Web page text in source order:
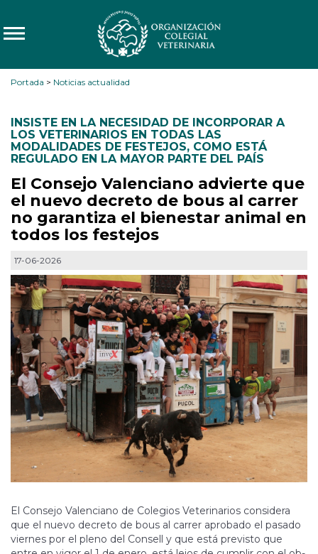
Portada > Noticias actualidad
INSISTE EN LA NECESIDAD DE INCORPORAR A
LOS VETERINARIOS EN TODAS LAS
MODALIDADES DE FESTEJOS, COMO ESTÁ
REGULADO EN LA MAYOR PARTE DEL PAÍS
El Consejo Valenciano advierte que
el nuevo decreto de bous al carrer
no garantiza el bienestar animal en
todos los festejos
17-06-2026
El Consejo Valenciano de Colegios Veterinarios considera
que el nuevo decreto de bous al carrer apro­ba­do el pasado
viernes por el pleno del Consell y que está previsto que